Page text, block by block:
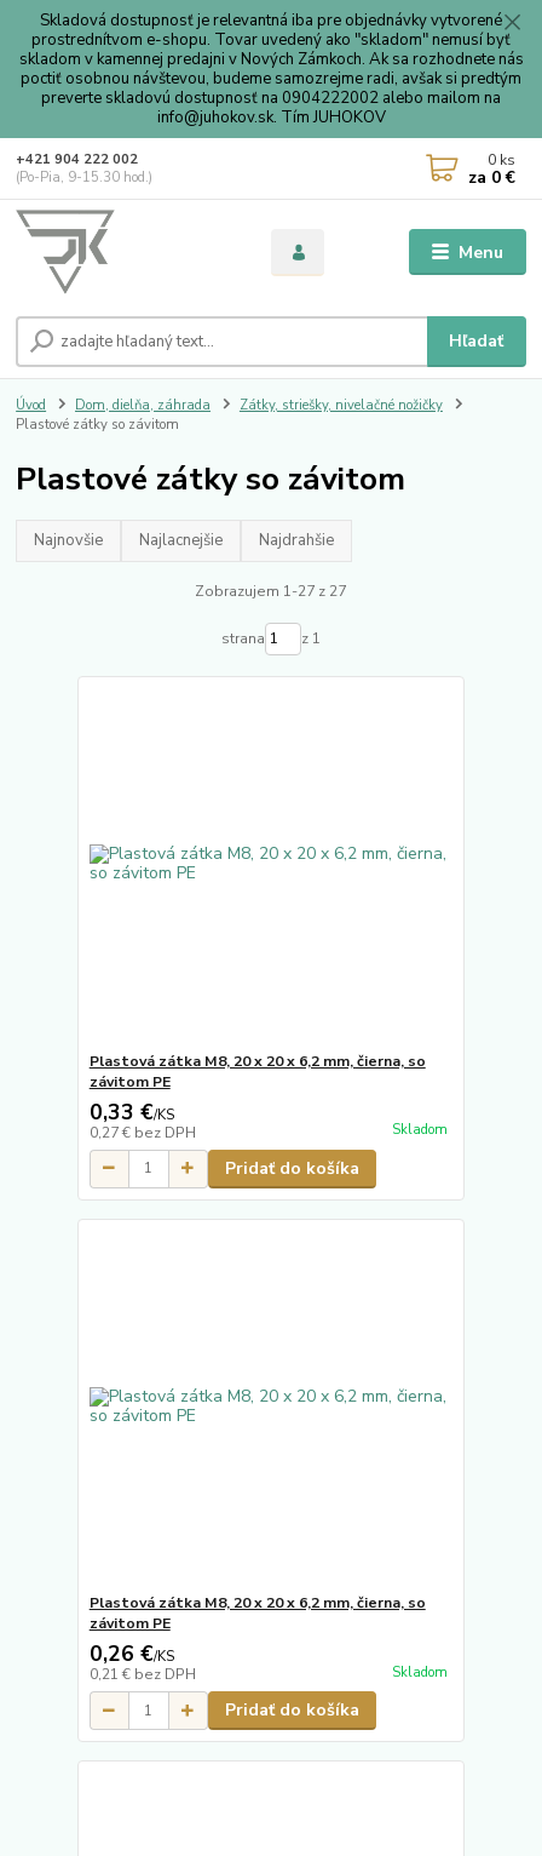
Skladová dostupnosť je relevantná iba pre objednávky vytvorené
prostrednítvom e-shopu. Tovar uvedený ako "skladom" nemusí byť
skladom v kamennej predajni v Nových Zámkoch. Ak sa rozhodnete nás
poctiť osobnou návštevou, budeme samozrejme radi, avšak si predtým
preverte skladovú dostupnosť na 0904222002 alebo mailom na
info@juhokov.sk. Tím JUHOKOV
Menu
Hľadať
+421 904 222 002
(Po-Pia, 9-15.30 hod.)
0 ks
za 0 €
Úvod Dom, dielňa, záhrada
Zátky, striešky, nivelačné nožičky
Plastové zátky so závitom
Plastové zátky so závitom
Najnovšie Najlacnejšie Najdrahšie
Zobrazujem 1-27 z 27
strana z 1
Plastová zátka M8, 20 x 20 x 6,2 mm, čierna, so
závitom PE
0,33 €/KS
0,27 € bez DPH Skladom
Pridať do košíka
Plastová zátka M8, 20 x 20 x 6,2 mm, čierna, so
závitom PE
0,26 €/KS
0,21 € bez DPH Skladom
Pridať do košíka